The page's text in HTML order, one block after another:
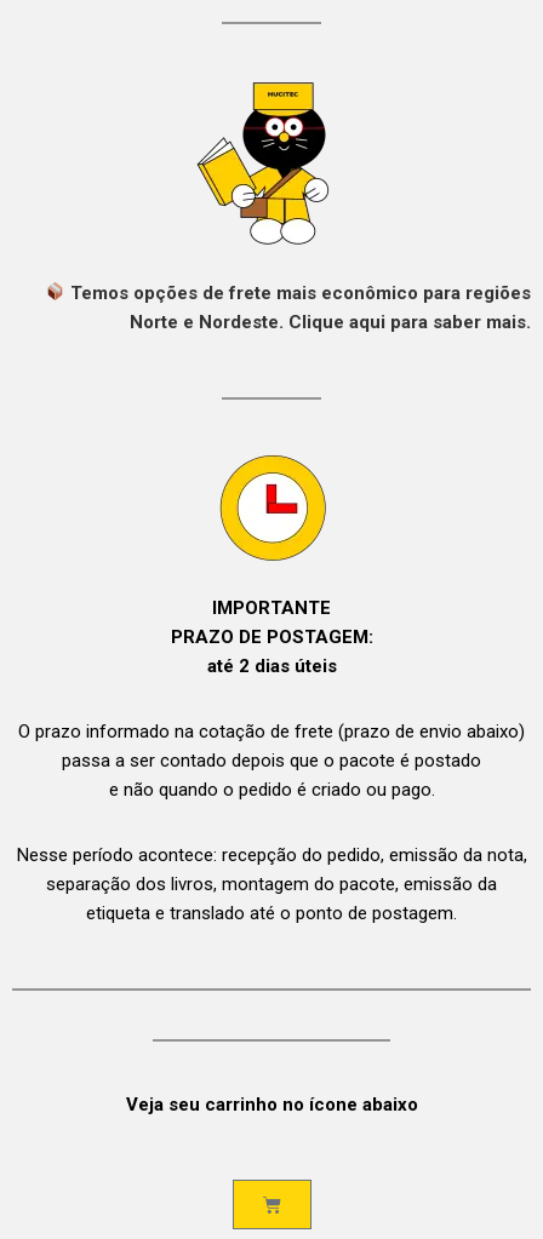
Temos opções de frete mais econômico para regiões
Norte e Nordeste. Clique aqui para saber mais.
IMPORTANTE
PRAZO DE POSTAGEM:
até 2 dias úteis
O prazo informado na cotação de frete (prazo de envio abaixo)
passa a ser contado depois que o pacote é postado
e não quando o pedido é criado ou pago.
Nesse período acontece: recepção do pedido, emissão da nota,
separação dos livros, montagem do pacote, emissão da
etiqueta e translado até o ponto de postagem.
Veja seu carrinho no ícone abaixo